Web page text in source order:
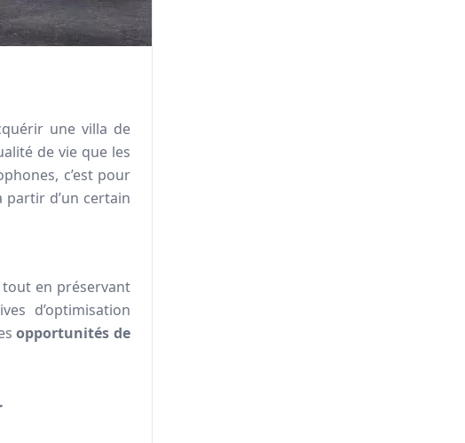
une villa de
de vie que les
c’est pour
partir d’un certain
tout en préservant
d’optimisation
opportunités de